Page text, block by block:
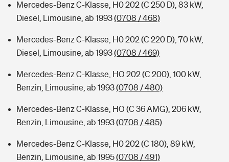
Mercedes-Benz C-Klasse, H0 202 (C 250 D), 83 kW,
Diesel, Limousine, ab 1993(0708 / 468)
Mercedes-Benz C-Klasse, H0 202 (C 220 D), 70 kW,
Diesel, Limousine, ab 1993(0708 / 469)
Mercedes-Benz C-Klasse, HO 202 (C 200), 100 kW,
Benzin, Limousine, ab 1993(0708 / 480)
Mercedes-Benz C-Klasse, HO (C 36 AMG), 206 kW,
Benzin, Limousine, ab 1993(0708 / 485)
Mercedes-Benz C-Klasse, H0 202 (C 180), 89 kW,
Benzin, Limousine, ab 1995(0708 / 491)